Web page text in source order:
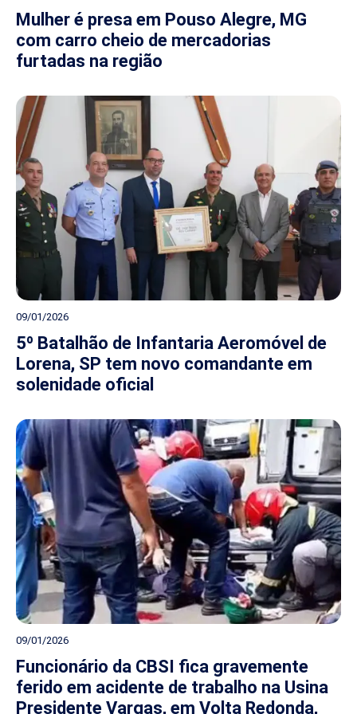
Mulher é presa em Pouso Alegre, MG
com carro cheio de mercadorias
furtadas na região
09/01/2026
5º Batalhão de Infantaria Aeromóvel de
Lorena, SP tem novo comandante em
solenidade oficial
09/01/2026
Funcionário da CBSI fica gravemente
ferido em acidente de trabalho na Usina
Presidente Vargas, em Volta Redonda,